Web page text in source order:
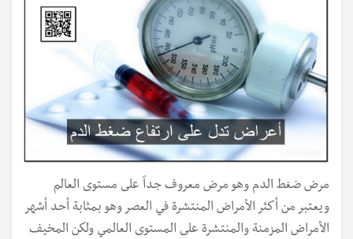
مرض ضغط الدم وهو مرض معروف جداً على مستوى العالم
ويعتبر من أكثر الأمراض المنتشرة في العصر وهو بمثابة أحد أشهر
الأمراض المزمنة والمنتشرة على المستوى العالمي ولكن المخيف